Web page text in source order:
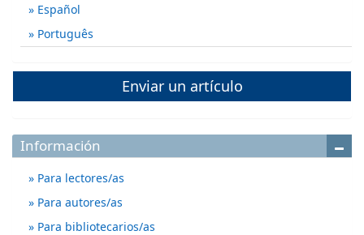
Español
Português
Enviar un artículo
Información
Para lectores/as
Para autores/as
Para bibliotecarios/as